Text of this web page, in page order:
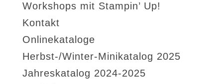
Workshops mit Stampin’ Up!
Kontakt
Onlinekataloge
Herbst-/Winter-Minikatalog 2025
Jahreskatalog 2024-2025